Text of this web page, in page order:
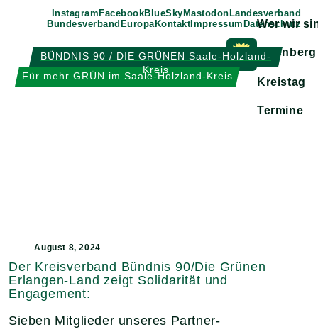
Inhalt
Instagram FacebookBlueSky Mastodon Landesverband
Bundesverband EuropaKontaktImpressum Datenschutz
BÜNDNIS 90 / DIE GRÜNEN Saale-Holzland-
Kreis
Für mehr GRÜN im Saale-Holzland-Kreis
Wer wir
Eisenberg
Zeige
Kreistag
Termine
August 8, 2024
Der Kreisverband Bündnis 90/Die Grünen
Erlangen-Land zeigt Solidarität und
Engagement:
Sieben Mitglieder unseres Partner-